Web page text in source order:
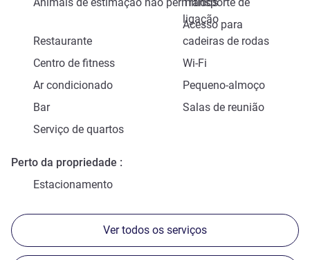
Animais de estimação não permitidos
Transporte de
ligação
Restaurante
Acesso para
cadeiras de rodas
Centro de fitness
Wi-Fi
Ar condicionado
Pequeno-almoço
Bar
Salas de reunião
Serviço de quartos
Perto da propriedade
Estacionamento
Ver todos os serviços